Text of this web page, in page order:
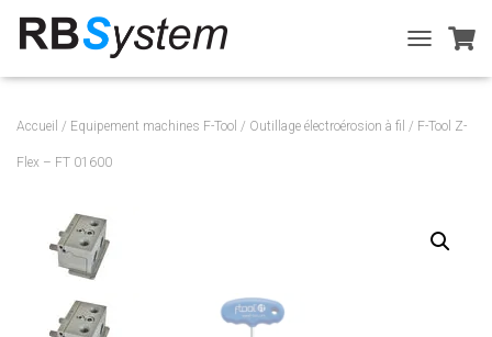
O
G
Accueil / Equipement machines F-Tool / Outillage électroérosion à fil / F-Tool Z-
Flex – FT 01600